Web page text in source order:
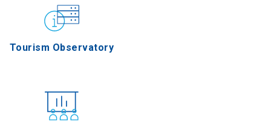
Tourism Observatory